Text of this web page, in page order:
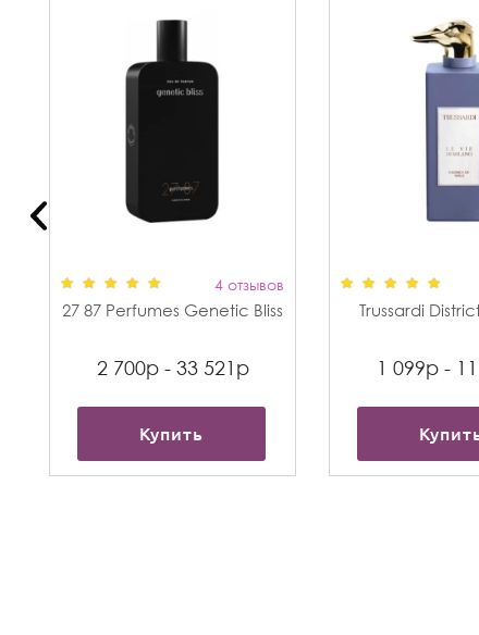
4 отзывов
27 87 Perfumes Genetic Bliss
2 700р - 33 521р
Купить
Trussardi
1 099р -